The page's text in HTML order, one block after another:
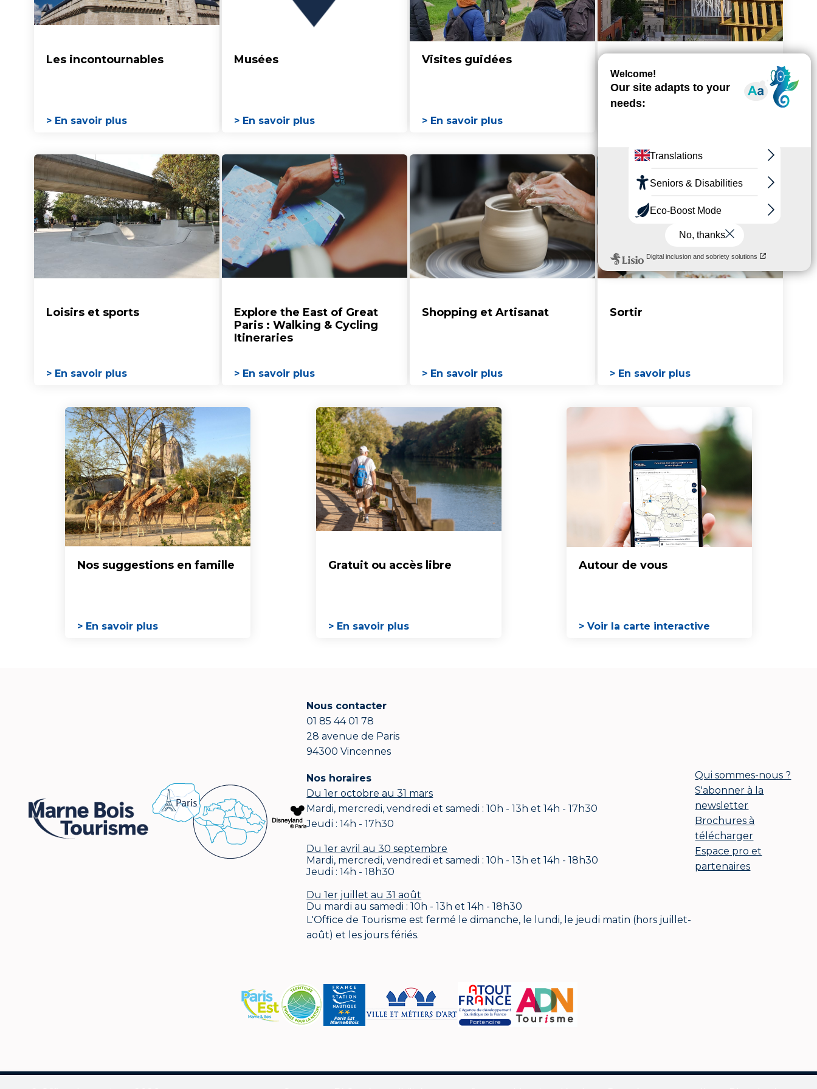
Les incontournables
> En savoir plus
Musées
> En savoir plus
Visites guidées
> En savoir plus
Loisirs et sports
> En savoir plus
Explore the East of Great
Paris : Walking & Cycling
Itineraries
> En savoir plus
Shopping et Artisanat
> En savoir plus
Sortir
> En savoir plus
Nos suggestions en famille
> En savoir plus
Gratuit ou accès libre
> En savoir plus
Autour de vous
> Voir la carte interactive
Nous contacter
01 85 44 01 78
28 avenue de Paris
94300 Vincennes
Nos horaires
Du 1er octobre au 31 mars
Mardi, mercredi, vendredi et samedi : 10h - 13h et 14h - 17h30
Jeudi : 14h - 17h30
Du 1er avril au 30 septembre
Mardi, mercredi, vendredi et samedi : 10h - 13h et 14h - 18h30
Jeudi : 14h - 18h30
Du 1er juillet au 31 août
Du mardi au samedi : 10h - 13h et 14h - 18h30
L'Office de Tourisme est fermé le dimanche, le lundi, le jeudi matin (hors juillet-
août) et les jours fériés.
Qui sommes-nous ?
S'abonner à la
newsletter
Brochures à
télécharger
Espace pro et
partenaires